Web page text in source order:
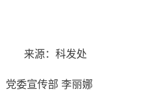
来源：科发处
党委宣传部 李丽娜